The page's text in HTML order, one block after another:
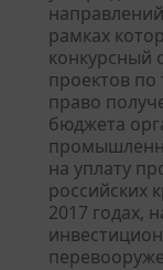
рамках
конкурсный
проектов
право
бюджета
на уплату
российских
2017 годах,